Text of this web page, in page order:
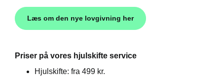
Læs om den nye lovgivning her
Priser på vores hjulskifte service
Hjulskifte: fra 499 kr.